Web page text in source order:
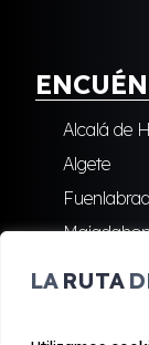
LA RUTA
Alcalá de
Algete
Reyes